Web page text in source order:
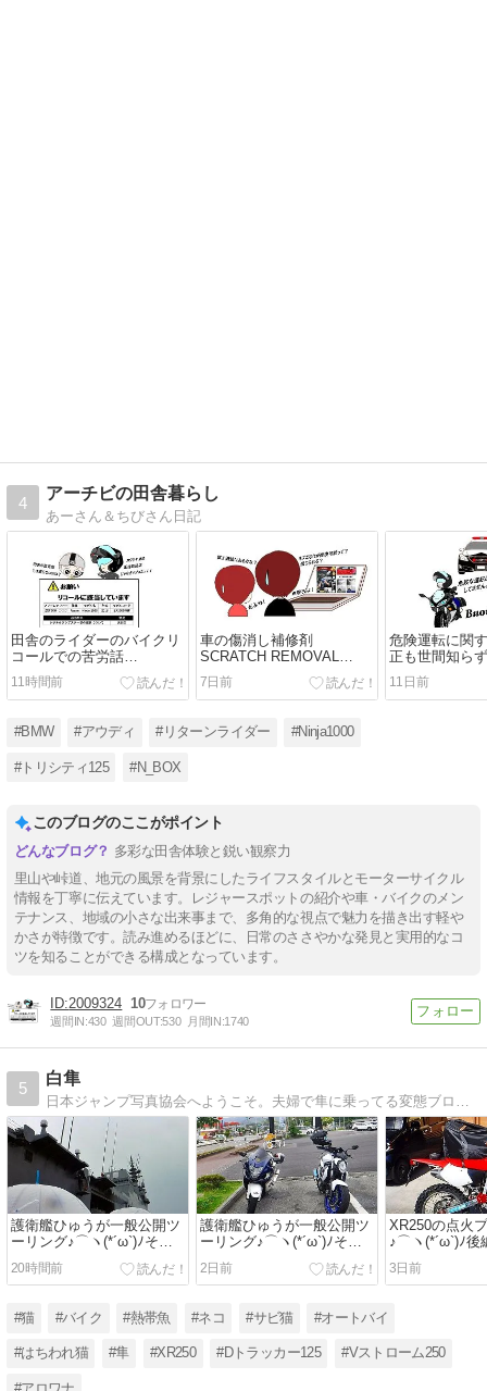
4
アーチビの田舎暮らし
あーさん＆ちびさん日記
田舎のライダーのバイクリ
コールでの苦労話
Kawasaki Ninja1000
11時間前
車の傷消し補修剤
SCRATCH REMOVAL
WAX の効果って？
7日前
危険運転に関
正も世間知ら
いお話
11日前
#BMW #アウディ #リターンライダー #Ninja1000
#トリシティ125 #N_BOX
このブログのここがポイント
多彩な田舎体験と鋭い観察力
里山や峠道、地元の風景を背景にしたライフスタイルとモーターサイクル
情報を丁寧に伝えています。レジャースポットの紹介や車・バイクのメン
テナンス、地域の小さな出来事まで、多角的な視点で魅力を描き出す軽や
かさが特徴です。読み進めるほどに、日常のささやかな発見と実用的なコ
ツを知ることができる構成となっています。
2009324 10
週間IN:430 週間OUT:530 月間IN:1740
5
白隼
日本ジャンプ写真協会へようこそ。夫婦で隼に乗ってる変態ブログだよ。XR250で林道も爆走してます。
護衛艦ひゅうが一般公開ツ
ーリング♪⌒ヽ(*´ω`)ﾉその
20時間前
護衛艦ひゅうが一般公開ツ
ーリング♪⌒ヽ(*´ω`)ﾉその
2日前
XR250の点火
♪⌒ヽ(*´ω`)ﾉ後
3日前
#猫 #バイク #熱帯魚 #ネコ #サビ猫 #オートバイ
#はちわれ猫 #隼 #XR250 #Dトラッカー125 #Vストローム250